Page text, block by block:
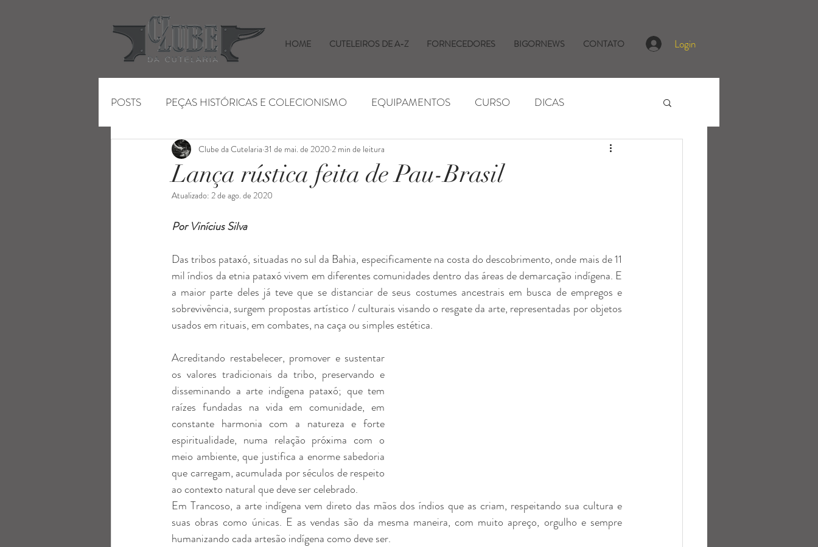
HOME CUTELEIROS DE A-Z FORNECEDORES BIGORNEWS CONTATO
POSTS PEÇAS HISTÓRICAS E COLECIONISMO EQUIPAMENTOS CURSO DICAS
ENTRETENIMENTO FEIRAS E EVENTOS INSUMOS
Lança rústica feita de Pau-Brasil
Clube da Cutelaria 31 de mai. de 2020 2 min de leitura
Atualizado: 2 de ago. de 2020
Por Vinícius Silva
Das tribos pataxó, situadas no sul da Bahia, especificamente na costa do descobrimento, onde mais de 11
mil índios da etnia pataxó vivem em diferentes comunidades dentro das áreas de demarcação indígena. E
a maior parte deles já teve que se distanciar de seus costumes ancestrais em busca de empregos e
sobrevivência, surgem propostas artístico / culturais visando o resgate da arte, representadas por objetos
usados em rituais, em combates, na caça ou simples estética.
Acreditando restabelecer, promover e sustentar
os valores tradicionais da tribo, preservando e
disseminando a arte indígena pataxó; que tem
raízes fundadas na vida em comunidade, em
constante harmonia com a natureza e forte
espiritualidade, numa relação próxima com o
meio ambiente, que justifica a enorme sabedoria
que carregam, acumulada por séculos de respeito
ao contexto natural que deve ser celebrado.
Em Trancoso, a arte indígena vem direto das mãos dos índios que as criam, respeitando sua cultura e
suas obras como únicas. E as vendas são da mesma maneira, com muito apreço, orgulho e sempre
humanizando cada artesão indígena como deve ser.
Login